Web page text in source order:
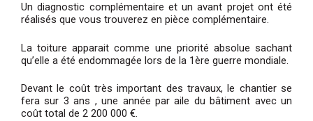
Un diagnostic complémentaire et un avant projet ont été
réalisés que vous trouverez en pièce complémentaire.
La toiture apparait comme une priorité absolue sachant
qu’elle a été endommagée lors de la 1ère guerre mondiale.
Devant le coût très important des travaux, le chantier se
fera sur 3 ans , une année par aile du bâtiment avec un
coût total de 2 200 000 €.